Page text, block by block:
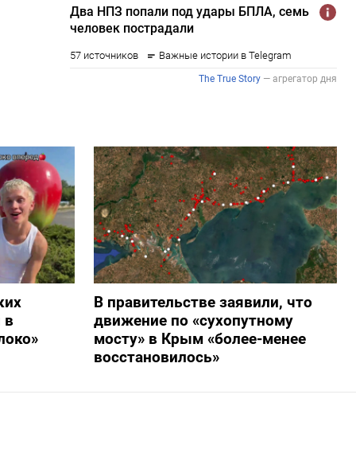
в
В правительстве заявили, что
движение по «сухопутному
мосту» в Крым «более-менее
восстановилось»